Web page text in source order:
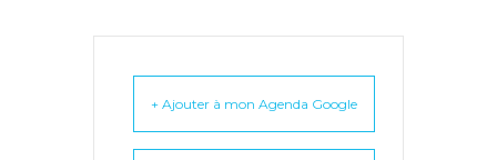
+ Ajouter à mon Agenda Google